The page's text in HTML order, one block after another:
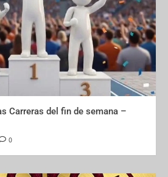
Carreras del fin de semana –
0